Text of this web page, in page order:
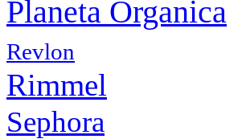
Planeta Organica
Revlon
Rimmel
Sephora